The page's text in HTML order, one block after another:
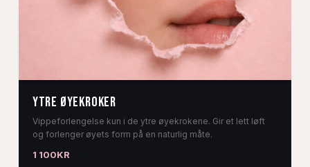
Ytre Øyekroker
Vippeforlengelse kun i de ytre øyekrokene. Gir et lett løft
og forlenger øyets form på en naturlig måte.
1 100KR